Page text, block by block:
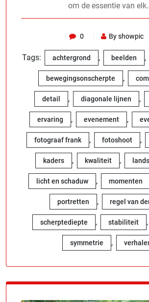
om de essentie van
0 By showpic
Tags: achtergrond , beelden ,
bewegingsonscherpte ,
detail , diagonale lijnen ,
ervaring , evenement ,
fotograaf frank , fotoshoot ,
kaders , kwaliteit ,
licht en schaduw , momenten
portretten , regel van
scherptediepte , stabiliteit ,
symmetrie ,